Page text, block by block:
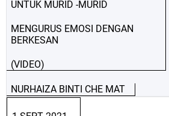
UNTUK MURID -MURID
MENGURUS EMOSI DENGAN
BERKESAN
(VIDEO)
NURHAIZA BINTI CHE MAT